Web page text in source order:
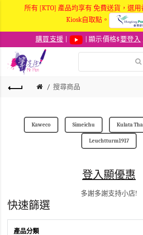
所有 [KTO] 產品均享有 免費送貨，選
Kiosk自取點。
購買支援 | 顯示價格$要登入
搜尋商品
Kaweco Simeichu Kulata
Leuchtturm1917
登入顯優惠
多謝多謝支持小店!
快速篩選
產品分類